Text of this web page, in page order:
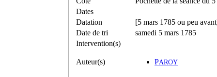
Dates
Datation
[5 mars 1785 ou peu
Date de tri
samedi 5 mars 1785
Intervention(s)
Auteur(s) PAROY